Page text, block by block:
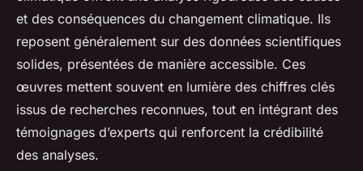
et des conséquences du changement climatique. Ils
reposent généralement sur des données scientifiques
solides, présentées de manière accessible. Ces
œuvres mettent souvent en lumière des chiffres clés
issus de recherches reconnues, tout en intégrant des
témoignages d’experts qui renforcent la crédibilité
des analyses.